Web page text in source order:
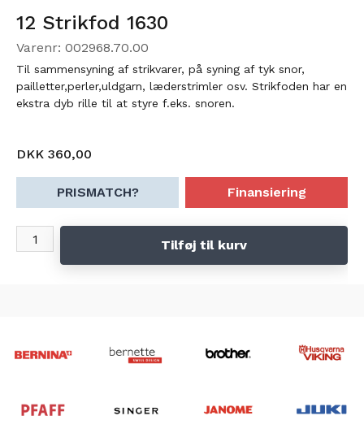
12 Strikfod 1630
Varenr: 002968.70.00
Til sammensyning af strikvarer, på syning af tyk snor,
pailletter,perler,uldgarn, læderstrimler osv. Strikfoden har en
ekstra dyb rille til at styre f.eks. snoren.
DKK 360,00
PRISMATCH? Finansiering
Tilføj til kurv